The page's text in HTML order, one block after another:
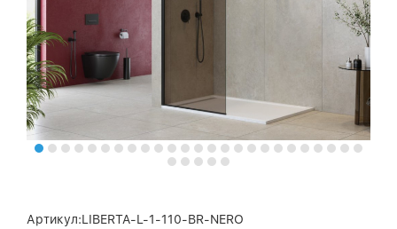
Артикул:LIBERTA-L-1-110-BR-NERO